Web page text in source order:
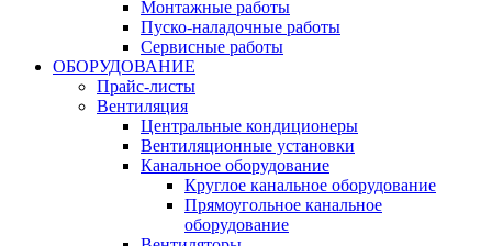
Монтажные работы
Пуско-наладочные работы
Сервисные работы
ОБОРУДОВАНИЕ
Прайс-листы
Вентиляция
Центральные кондиционеры
Вентиляционные установки
Канальное оборудование
Круглое канальное оборудование
Прямоугольное канальное
оборудование